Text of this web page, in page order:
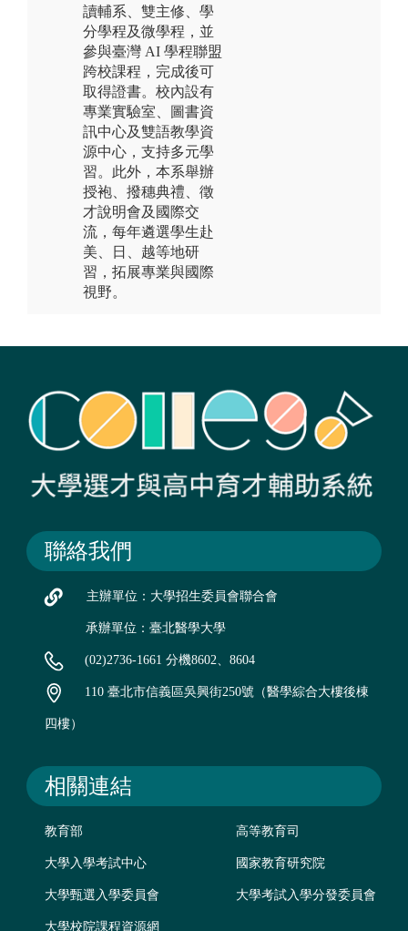
讀輔系、雙主修、學
分學程及微學程，並
參與臺灣 AI 學程聯盟
跨校課程，完成後可
取得證書。校內設有
專業實驗室、圖書資
訊中心及雙語教學資
源中心，支持多元學
習。此外，本系舉辦
授袍、撥穗典禮、徵
才說明會及國際交
流，每年遴選學生赴
美、日、越等地研
習，拓展專業與國際
視野。
聯絡我們
主辦單位：大學招生委員會聯合會
承辦單位：臺北醫學大學
(02)2736-1661 分機8602、8604
110 臺北市信義區吳興街250號（醫學綜合大樓後棟
四樓）
相關連結
教育部 高等教育司
大學入學考試中心 國家教育研究院
大學甄選入學委員會 大學考試入學分發委員會
大學校院課程資源網